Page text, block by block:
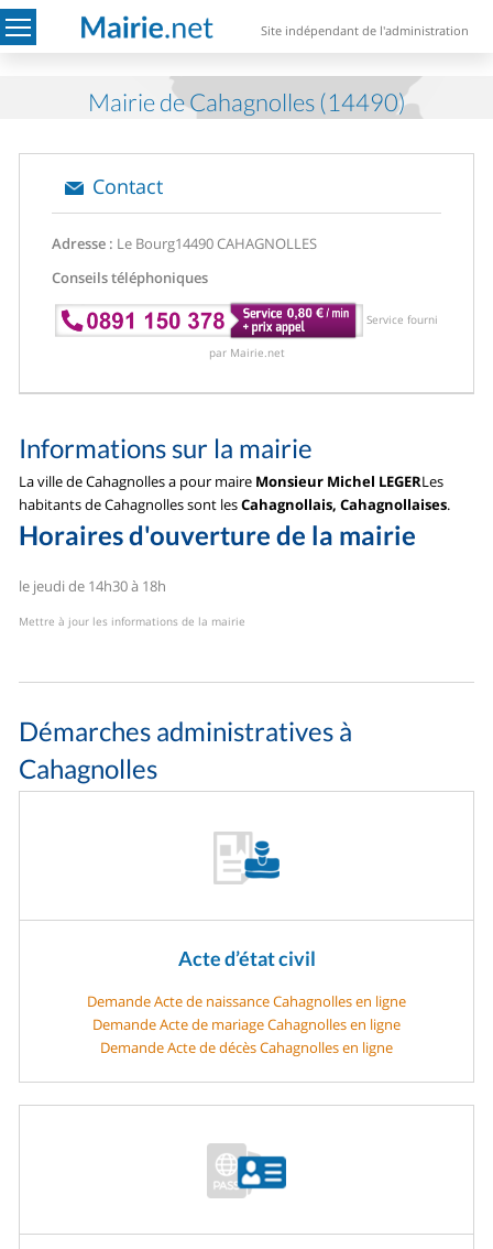
Site indépendant de l'administration
Mairie de Cahagnolles (14490)
Contact
Adresse : Le Bourg14490 CAHAGNOLLES
Conseils téléphoniques
Service fourni
par Mairie.net
Informations sur la mairie
La ville de Cahagnolles a pour maire Monsieur Michel LEGERLes
habitants de Cahagnolles sont lesCahagnollais, Cahagnollaises.
Horaires d'ouverture de la mairie
le jeudi de 14h30 à 18h
Mettre à jour les informations de la mairie
Démarches administratives à
Cahagnolles
Acte d’état civil
Demande Acte de naissance Cahagnolles en ligne
Demande Acte de mariage Cahagnolles en ligne
Demande Acte de décès Cahagnolles en ligne